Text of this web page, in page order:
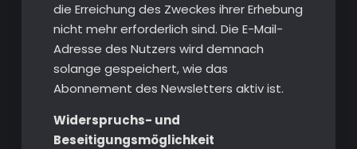
die Erreichung des Zweckes ihrer Erhebung
nicht mehr erforderlich sind. Die E-Mail-
Adresse des Nutzers wird demnach
solange gespeichert, wie das
Abonnement des Newsletters aktiv ist.
Widerspruchs- und
Beseitigungsmöglichkeit